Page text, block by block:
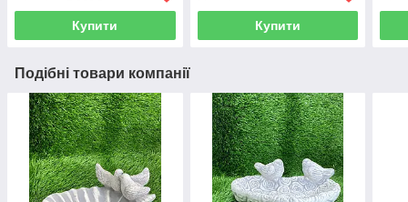
Купити Купити
Подібні товари компанії